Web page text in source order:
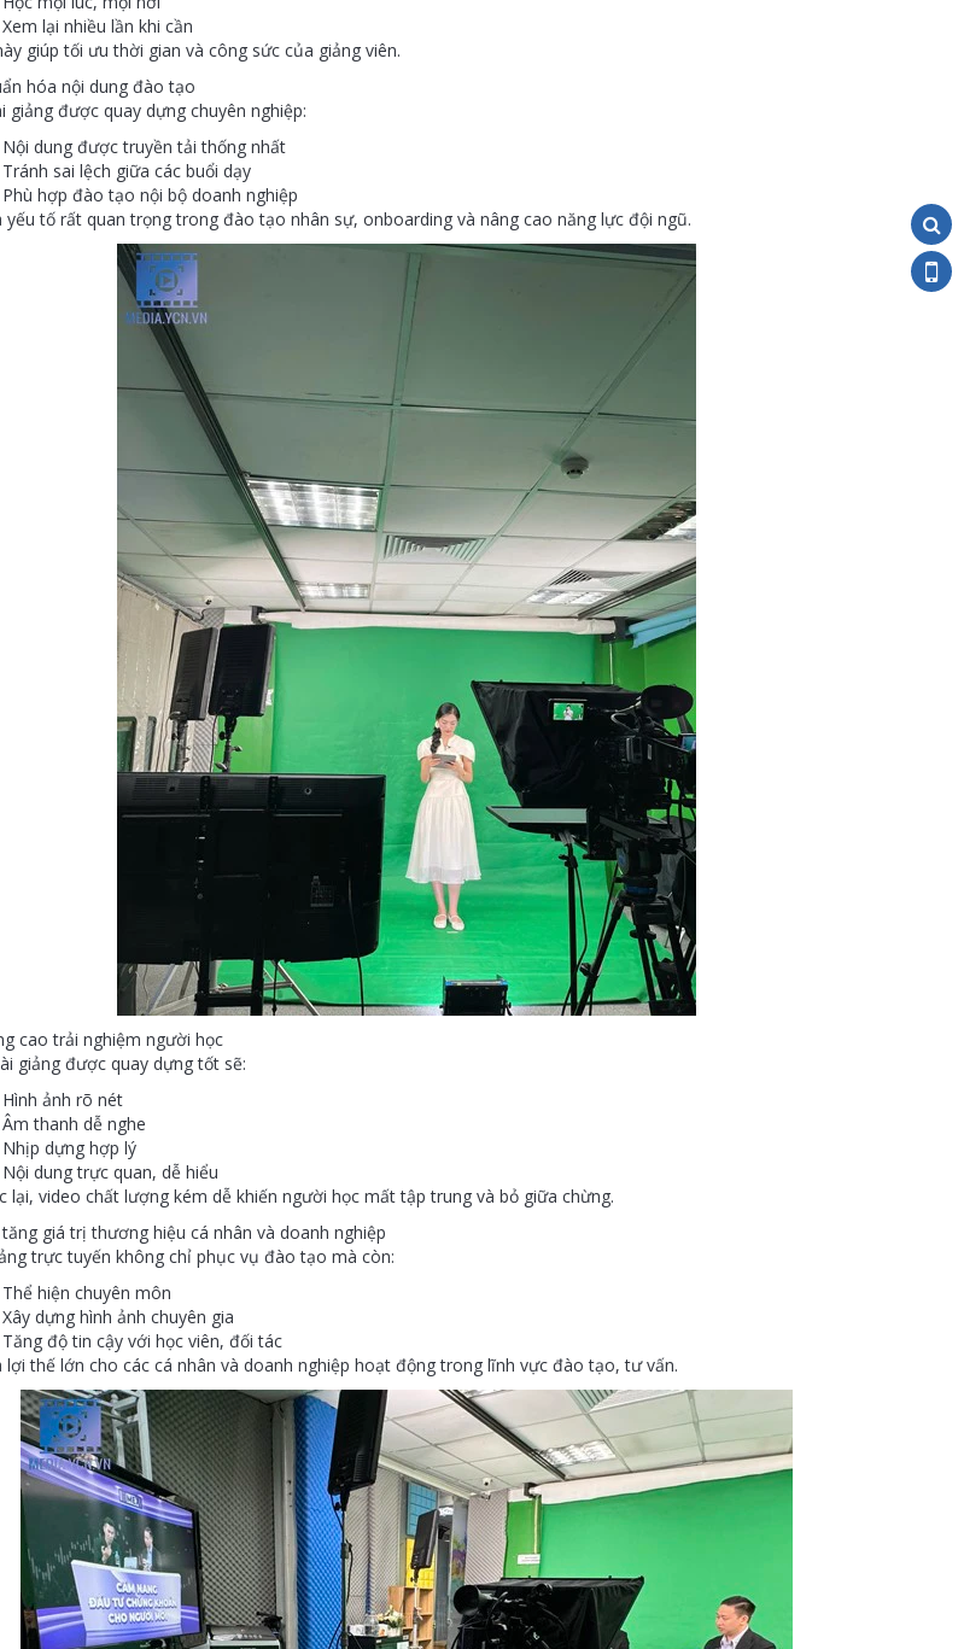
Xem lại nhiều lần khi cần
giúp tối ưu thời gian và công sức của giảng viên.
hóa nội dung đào tạo
giảng được quay dựng chuyên nghiệp:
Nội dung được truyền tải thống nhất
Tránh sai lệch giữa các buổi dạy
Phù hợp đào tạo nội bộ doanh nghiệp
yếu tố rất quan trọng trong đào tạo nhân sự, onboarding và nâng cao năng lực đội ngũ.
cao trải nghiệm người học
giảng được quay dựng tốt sẽ:
Hình ảnh rõ nét
Âm thanh dễ nghe
Nhịp dựng hợp lý
Nội dung trực quan, dễ hiểu
lại, video chất lượng kém dễ khiến người học mất tập trung và bỏ giữa chừng.
tăng giá trị thương hiệu cá nhân và doanh nghiệp
trực tuyến không chỉ phục vụ đào tạo mà còn:
Thể hiện chuyên môn
Xây dựng hình ảnh chuyên gia
Tăng độ tin cậy với học viên, đối tác
lợi thế lớn cho các cá nhân và doanh nghiệp hoạt động trong lĩnh vực đào tạo, tư vấn.